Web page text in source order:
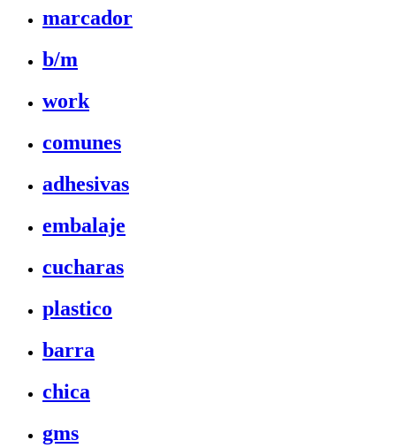
marcador
b/m
work
comunes
adhesivas
embalaje
cucharas
plastico
barra
chica
gms